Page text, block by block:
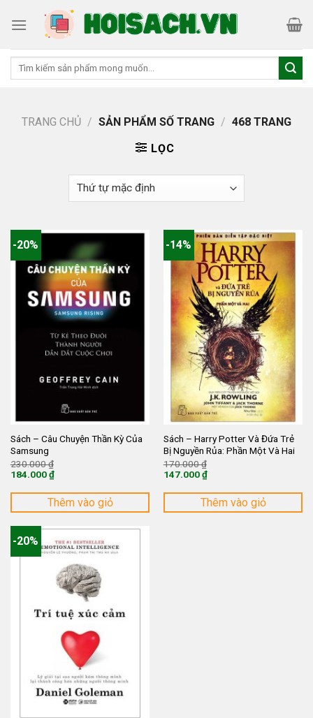
Tìm
TRANG CHỦ / SẢN PHẨM SỐ TRANG / 468 TRANG
LỌC
-20%
Sách – Câu Chuyện Thần Kỳ Của
Samsung
230.000₫
230.000 ₫.
184.000₫
hiện
là:
Thêm vào giỏ
-14%
Sách – Harry Potter Và Đứa Trẻ
Bị Nguyền Rủa: Phần Một Và Hai
170.000₫
170.000 ₫.
147.000₫
hiện
là:
Thêm vào giỏ
-20%